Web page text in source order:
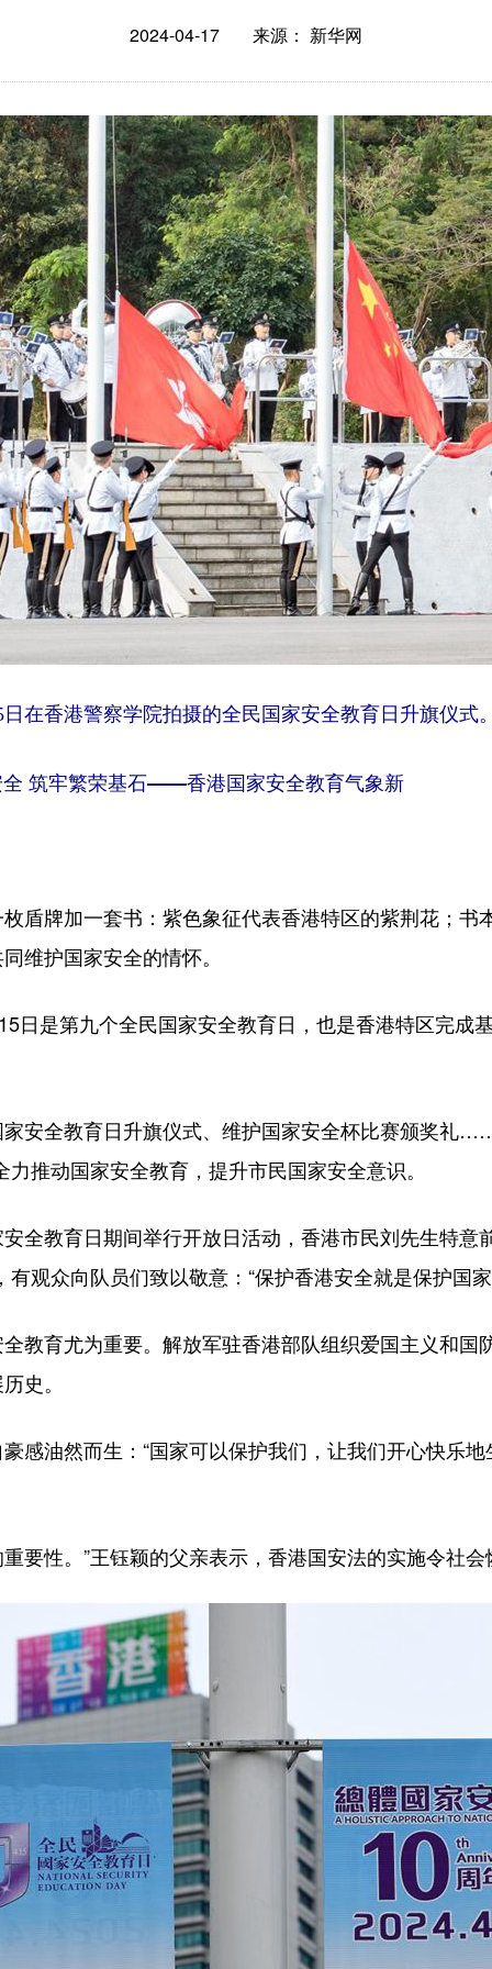
2024-04-17 来源： 新华网
日在香港警察学院拍摄的全民国家安全教育日升旗仪式
筑牢繁荣基石——香港国家安全教育气象新
牌加一套书：紫色象征代表香港特区的紫荆花；书
维护国家安全的情怀。
第九个全民国家安全教育日，也是香港特区完成
全教育日升旗仪式、维护国家安全杯比赛颁奖礼……
推动国家安全教育，提升市民国家安全意识。
教育日期间举行开放日活动，香港市民刘先生特意
观众向队员们致以敬意：“保护香港安全就是保护国
育尤为重要。解放军驻香港部队组织爱国主义和国
史。
然而生：“国家可以保护我们，让我们开心快乐地
性。”王钰颖的父亲表示，香港国安法的实施令社